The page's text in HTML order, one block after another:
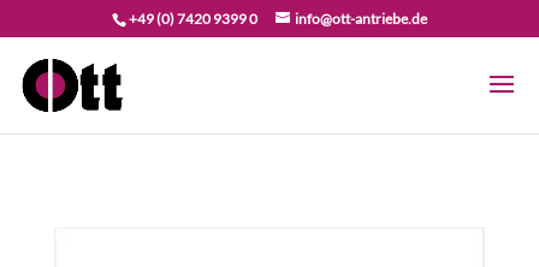
+49 (0) 7420 9399 0 info@ott-antriebe.de